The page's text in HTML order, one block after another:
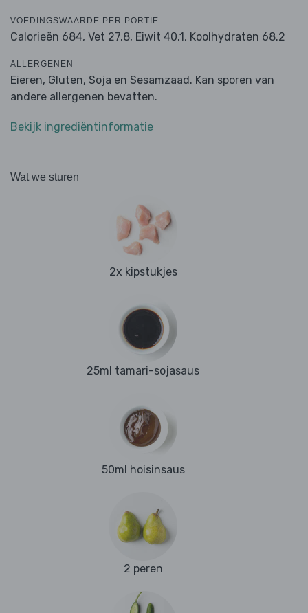
VOEDINGSWAARDE PER PORTIE
Calorieën 684, Vet 27.8, Eiwit 40.1, Koolhydraten 68.2
ALLERGENEN
Eieren, Gluten, Soja en Sesamzaad. Kan sporen van
andere allergenen bevatten.
Bekijk ingrediëntinformatie
Wat we sturen
2x kipstukjes
25ml tamari-sojasaus
50ml hoisinsaus
2 peren